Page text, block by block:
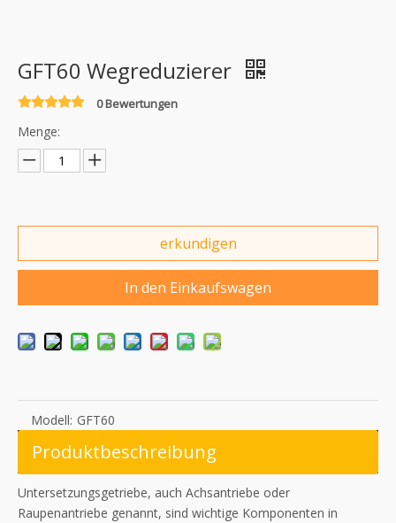
GFT60 Wegreduzierer
0 Bewertungen
Menge:
erkundigen
In den Einkaufswagen
Modell: GFT60
Produktbeschreibung
Untersetzungsgetriebe, auch Achsantriebe oder
Raupenantriebe genannt, sind wichtige Komponenten in